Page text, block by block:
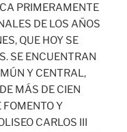
PRIMERAMENTE
DE LOS AÑOS
QUE HOY SE
SE ENCUENTRAN
Y CENTRAL,
MÁS DE CIEN
FOMENTO Y
CARLOS III